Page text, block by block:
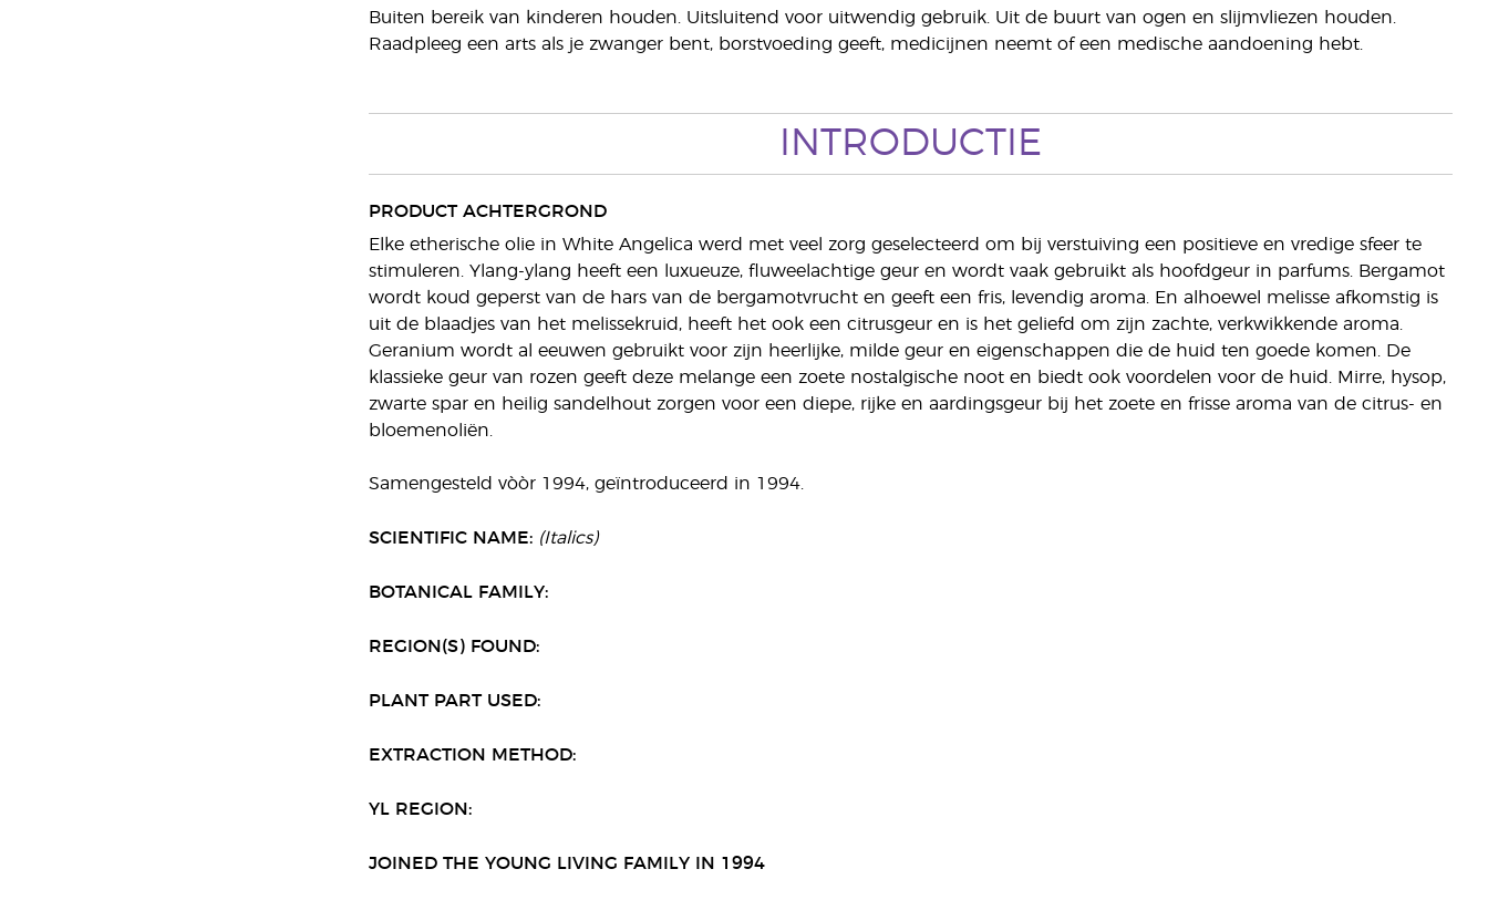
Buiten bereik van kinderen houden. Uitsluitend voor uitwendig gebruik. Uit de buurt van ogen en slijmvliezen houden.
Raadpleeg een arts als je zwanger bent, borstvoeding geeft, medicijnen neemt of een medische aandoening hebt.
INTRODUCTIE
PRODUCT ACHTERGROND
Elke etherische olie in White Angelica werd met veel zorg geselecteerd om bij verstuiving een positieve en vredige sfeer te
stimuleren. Ylang-ylang heeft een luxueuze, fluweelachtige geur en wordt vaak gebruikt als hoofdgeur in parfums. Bergamot
wordt koud geperst van de hars van de bergamotvrucht en geeft een fris, levendig aroma. En alhoewel melisse afkomstig is
uit de blaadjes van het melissekruid, heeft het ook een citrusgeur en is het geliefd om zijn zachte, verkwikkende aroma.
Geranium wordt al eeuwen gebruikt voor zijn heerlijke, milde geur en eigenschappen die de huid ten goede komen. De
klassieke geur van rozen geeft deze melange een zoete nostalgische noot en biedt ook voordelen voor de huid. Mirre, hysop,
zwarte spar en heilig sandelhout zorgen voor een diepe, rijke en aardingsgeur bij het zoete en frisse aroma van de citrus- en
bloemenoliën.
Samengesteld vòòr 1994, geïntroduceerd in 1994.
SCIENTIFIC NAME: (Italics)
BOTANICAL FAMILY:
REGION(S) FOUND:
PLANT PART USED:
EXTRACTION METHOD:
YL REGION:
JOINED THE YOUNG LIVING FAMILY IN 1994